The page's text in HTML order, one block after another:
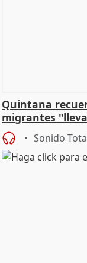
Quintana
migrantes
central
Sonido